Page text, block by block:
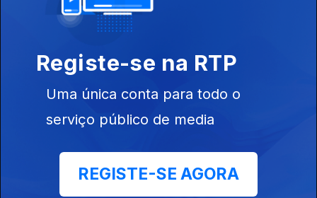
08 nov. 2025
Arundhati Roy
autora de «Meu
Abrigo, Minha
Ep. 34
01 nov. 2025
Elvis Guerra
Registe-se na RTP
Uma única conta para todo o
serviço público de media
REGISTE-SE AGORA